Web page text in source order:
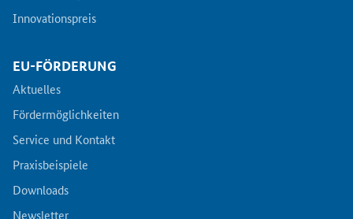
Innovationspreis
EU-FÖRDERUNG
Aktuelles
Fördermöglichkeiten
Service und Kontakt
Praxisbeispiele
Downloads
Newsletter